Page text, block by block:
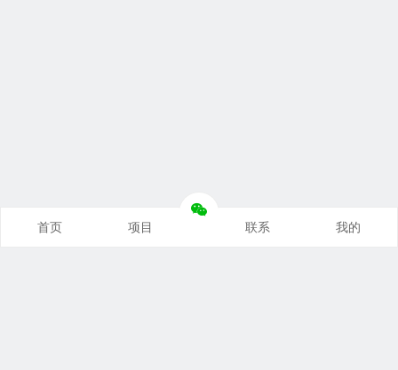
首页 项目 联系 我的